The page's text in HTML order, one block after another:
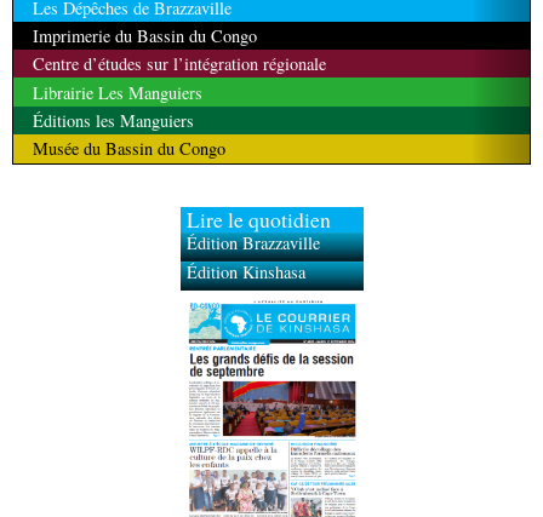
Les Dépêches de Brazzaville
Imprimerie du Bassin du Congo
Centre d’études sur l’intégration régionale
Librairie Les Manguiers
Éditions les Manguiers
Musée du Bassin du Congo
Lire le quotidien
Édition Brazzaville
Édition Kinshasa